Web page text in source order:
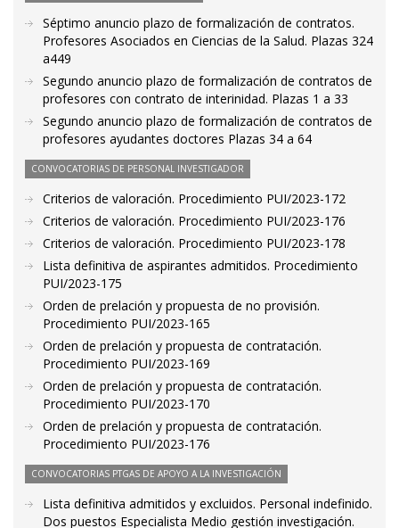
Séptimo anuncio plazo de formalización de contratos.
Profesores Asociados en Ciencias de la Salud. Plazas 324
a449
Segundo anuncio plazo de formalización de contratos de
profesores con contrato de interinidad. Plazas 1 a 33
Segundo anuncio plazo de formalización de contratos de
profesores ayudantes doctores Plazas 34 a 64
CONVOCATORIAS DE PERSONAL INVESTIGADOR
Criterios de valoración. Procedimiento PUI/2023-172
Criterios de valoración. Procedimiento PUI/2023-176
Criterios de valoración. Procedimiento PUI/2023-178
Lista definitiva de aspirantes admitidos. Procedimiento
PUI/2023-175
Orden de prelación y propuesta de no provisión.
Procedimiento PUI/2023-165
Orden de prelación y propuesta de contratación.
Procedimiento PUI/2023-169
Orden de prelación y propuesta de contratación.
Procedimiento PUI/2023-170
Orden de prelación y propuesta de contratación.
Procedimiento PUI/2023-176
CONVOCATORIAS PTGAS DE APOYO A LA INVESTIGACIÓN
Lista definitiva admitidos y excluidos. Personal indefinido.
Dos puestos Especialista Medio gestión investigación.